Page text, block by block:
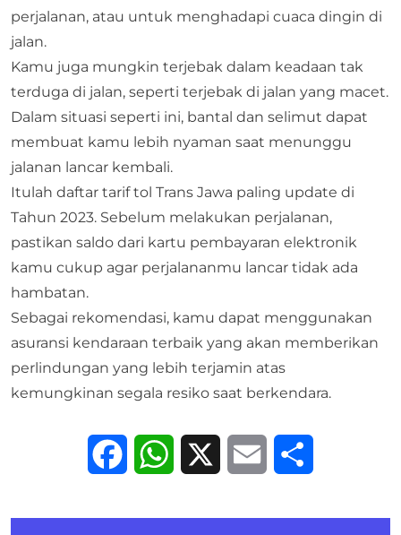
perjalanan, atau untuk menghadapi cuaca dingin di
jalan.
Kamu juga mungkin terjebak dalam keadaan tak
terduga di jalan, seperti terjebak di jalan yang macet.
Dalam situasi seperti ini, bantal dan selimut dapat
membuat kamu lebih nyaman saat menunggu
jalanan lancar kembali.
Itulah daftar tarif tol Trans Jawa paling update di
Tahun 2023. Sebelum melakukan perjalanan,
pastikan saldo dari kartu pembayaran elektronik
kamu cukup agar perjalananmu lancar tidak ada
hambatan.
Sebagai rekomendasi, kamu dapat menggunakan
asuransi kendaraan terbaik yang akan memberikan
perlindungan yang lebih terjamin atas
kemungkinan segala resiko saat berkendara.
FacebookWhatsApp Email